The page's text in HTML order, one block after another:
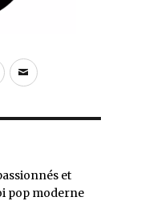
Instagram
E-
et
pop moderne